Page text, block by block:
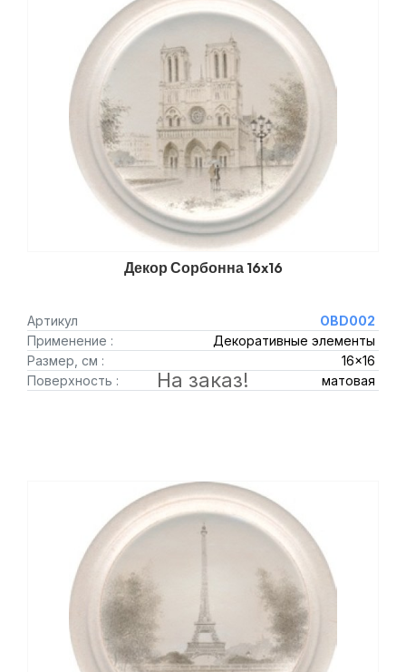
Декор Сорбонна 16x16
Артикул
OBD002
Применение :
Декоративные элементы
Размер, см :
16x16
Поверхность :
матовая
На заказ!